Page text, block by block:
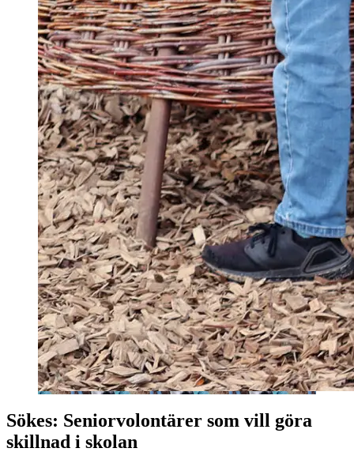
Sökes: Seniorvolontärer som vill göra
skillnad i skolan